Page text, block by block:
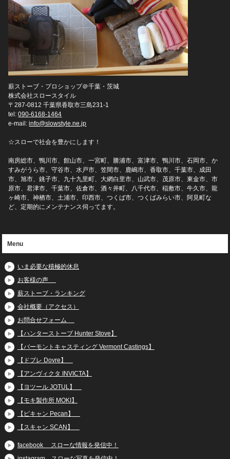
薪ストーブ・プロショップ＠千葉・茨城
株式会社スロースタイル
〒287-0812 千葉県香取市三島231-1
tel:090-6168-1464
e-mail:info@slowstyle.ne.jp
☆スローで社会を豊かにします！
南房総市、鴨川市、館山市、一宮町、勝浦市、富津市、鴨川市、石岡市、か
すみがうら市、守谷市、水戸市、笠間市、鹿嶋市、香取市、千葉市、成田
市、旭市、銚子市、九十九里町、大網白里市、山武市、茂原市、東金市、市
原市、君津市、千葉市、佐倉市、酒々井町、八千代市、稲敷市、牛久市、龍
ヶ崎市、神栖市、土浦市、印西市、つくば市、つくばみらい市、阿見町な
ど、定期的にメンテナンス伺ってます。
Menu
いま必要な積極的休息
お客様の声
薪ストーブ・ランキング
会社概要（アクセス）
お問合せフォーム
【ハンターストーブ Hunter Stove】
【バーモントキャスティング Vermont Castings】
【ドブレ Dovre】
【アンヴィクタ INVICTA】
【ヨツール JOTUL】
【モキ製作所 MOKI】
【ピキャン Pecan】
【スキャン SCAN】
facebook スローな情報を発信中！